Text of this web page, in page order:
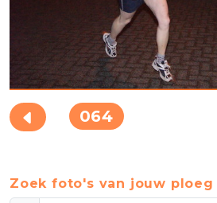
064
Zoek foto's van jouw ploeg